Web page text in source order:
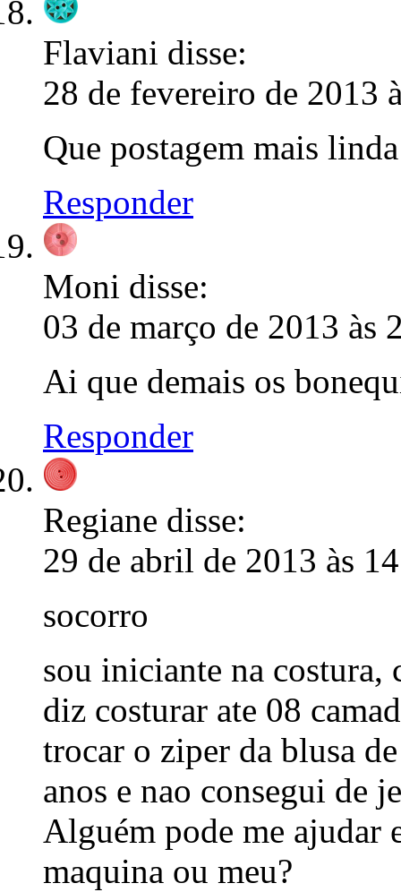
Flaviani disse:
28 de fevereiro de 2013
Que postagem mais
Responder
Moni disse:
03 de março de 2013 às
Ai que demais os
Responder
Regiane disse:
29 de abril de 2013 às
socorro
sou iniciante na costura,
diz costurar ate 08
trocar o ziper da blusa
anos e nao consegui de
Alguém pode me ajudar
maquina ou meu?